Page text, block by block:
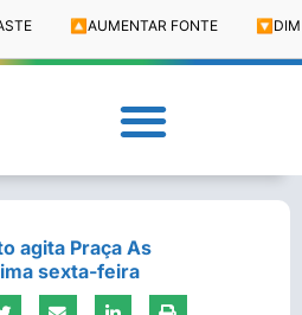
🔼 AUMENTAR FONTE 🔽
agita Praça As
sexta-feira